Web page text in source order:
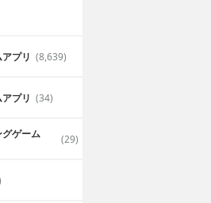
プリ (8,639)
プリ (34)
ゲーム (29)